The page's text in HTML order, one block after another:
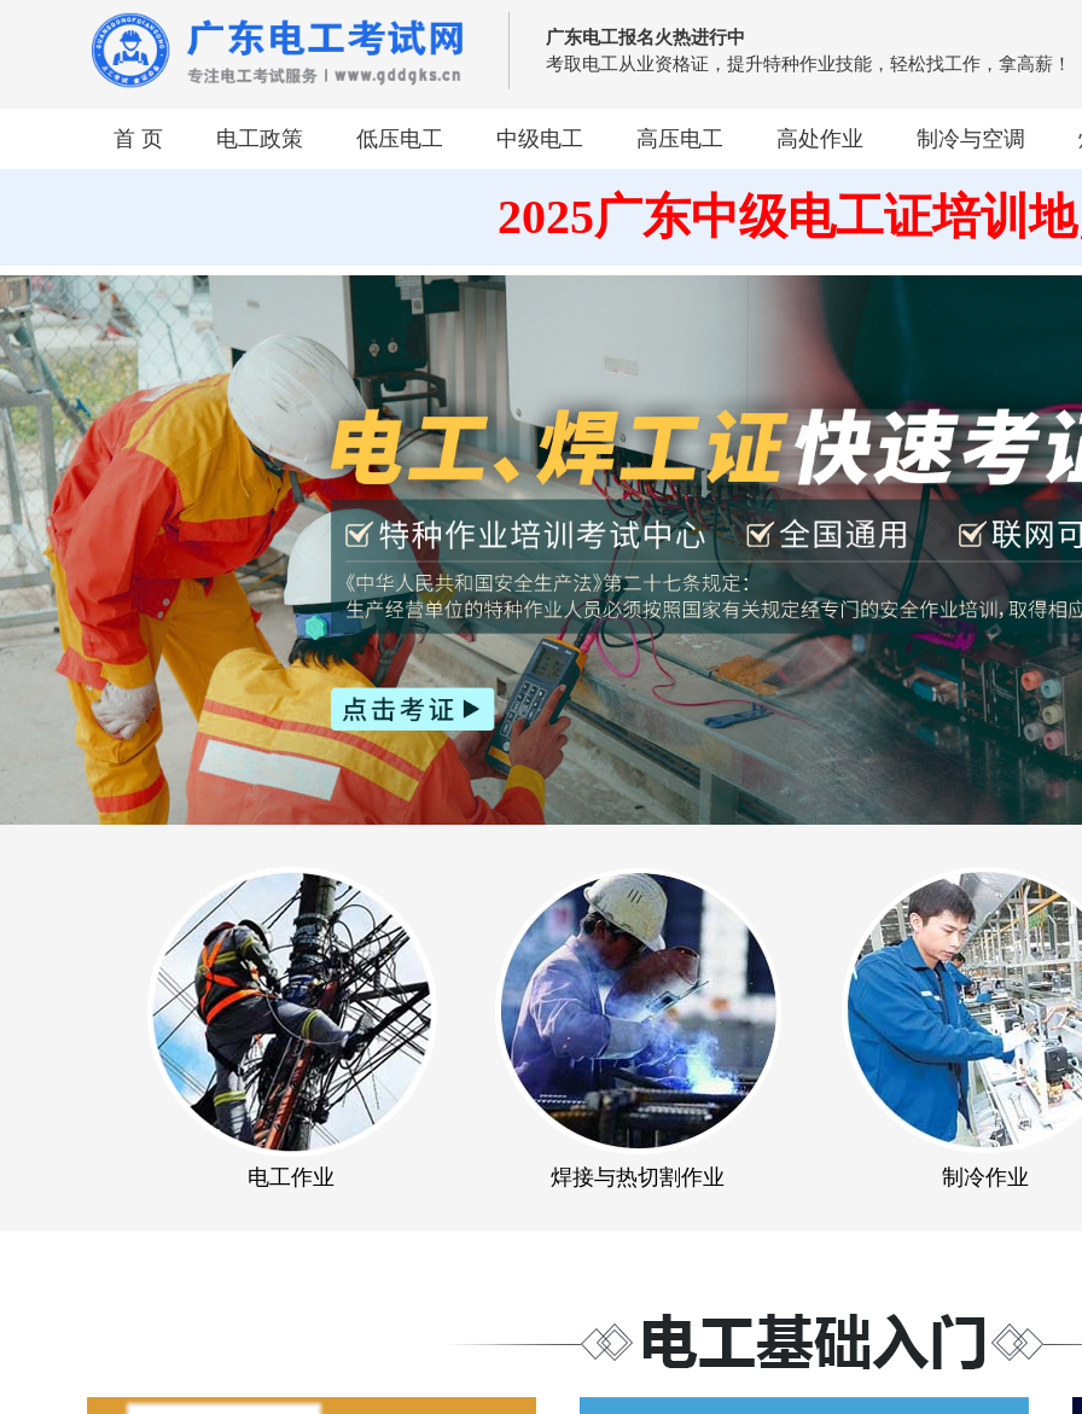
广东电工报名火热进行中
考取电工从业资格证，提升特种作业技能，轻松找工作，拿高薪！
首 页 电工政策 低压电工 中级电工 高压电工 高处作业 制冷与空调
2025广东中级电工证培训
电工作业 焊接与热切割作业 制冷作业